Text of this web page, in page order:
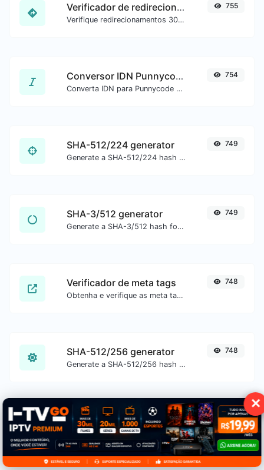
✕
Verificador de redirecionamento de URL
Verifique redirecionamentos 301 e 302 de uma URL específica. Verifica até 10 redirecionamentos.
755
Conversor IDN Punnycode
Converta IDN para Punnycode e vice-versa com facilidade.
754
SHA-512/224 generator
Generate a SHA-512/224 hash for any string input.
749
SHA-3/512 generator
Generate a SHA-3/512 hash for any string input.
749
Verificador de meta tags
Obtenha e verifique as meta tags de qualquer site.
748
SHA-512/256 generator
Generate a SHA-512/256 hash for any string input.
748
Inverter letras
Inverta as letras em uma frase ou parágrafo com facilidade.
748